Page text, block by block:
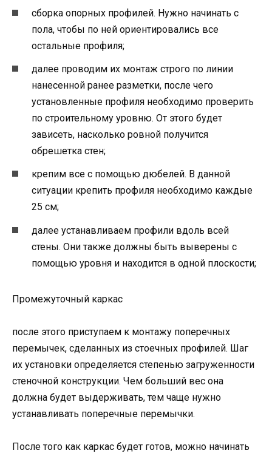
сборка опорных профилей. Нужно начинать с
пола, чтобы по ней ориентировались все
остальные профиля;
далее проводим их монтаж строго по линии
нанесенной ранее разметки, после чего
установленные профиля необходимо проверить
по строительному уровню. От этого будет
зависеть, насколько ровной получится
обрешетка стен;
крепим все с помощью дюбелей. В данной
ситуации крепить профиля необходимо каждые
25 см;
далее устанавливаем профили вдоль всей
стены. Они также должны быть выверены с
помощью уровня и находится в одной плоскости;
Промежуточный каркас
после этого приступаем к монтажу поперечных
перемычек, сделанных из стоечных профилей. Шаг
их установки определяется степенью загруженности
стеночной конструкции. Чем больший вес она
должна будет выдерживать, тем чаще нужно
устанавливать поперечные перемычки.
После того как каркас будет готов, можно начинать